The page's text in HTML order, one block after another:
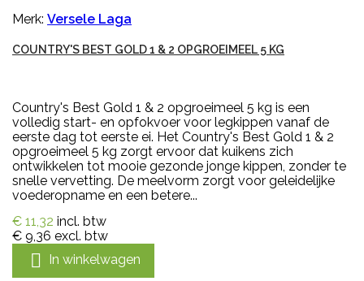
Merk: Versele Laga
COUNTRY'S BEST GOLD 1 & 2 OPGROEIMEEL 5 KG
Country's Best Gold 1 & 2 opgroeimeel 5 kg is een
volledig start- en opfokvoer voor legkippen vanaf de
eerste dag tot eerste ei. Het Country's Best Gold 1 & 2
opgroeimeel 5 kg zorgt ervoor dat kuikens zich
ontwikkelen tot mooie gezonde jonge kippen, zonder te
snelle vervetting. De meelvorm zorgt voor geleidelijke
voederopname en een betere...
€ 11,32 incl. btw
€ 9,36 excl. btw
 In winkelwagen